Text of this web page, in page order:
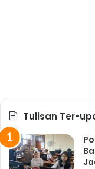
Tulisan Ter-